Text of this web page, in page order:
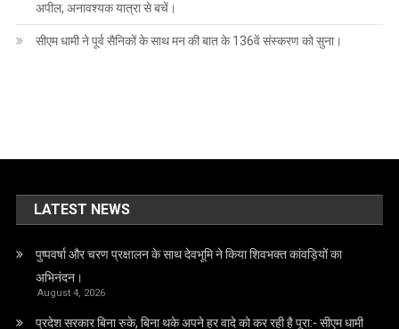
अपील, अनावश्यक यात्रा से बचें।
सीएम धामी ने पूर्व सैनिकों के साथ मन की बात के 136वें संस्करण को सुना।
LATEST NEWS
पुष्पवर्षा और चरण प्रक्षालन के साथ देवभूमि ने किया शिवभक्त कांवड़ियों का
अभिनंदन।
August 4, 2026
प्रदेश सरकार बिना रुके, बिना थके अपने हर वादे को कर रही है पूरा:- सीएम धामी